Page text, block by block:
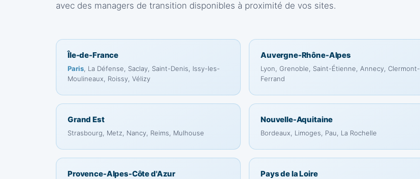
avec des managers de transition disponibles à proximité de vos sites.
Île-de-France
Paris , La Défense, Saclay, Saint-Denis, Issy-les-
Moulineaux, Roissy, Vélizy
Auvergne-Rhône-Alpes
Lyon, Grenoble, Saint-Étienne, Annecy, Clermont-
Ferrand
Grand Est
Strasbourg, Metz, Nancy, Reims, Mulhouse
Nouvelle-Aquitaine
Bordeaux, Limoges, Pau, La Rochelle
Provence-Alpes-Côte d'Azur Pays de la Loire